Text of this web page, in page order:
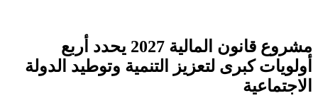
مشروع قانون المالية 2027 يحدد أربع
أولويات كبرى لتعزيز التنمية وتوطيد الدولة
الاجتماعية